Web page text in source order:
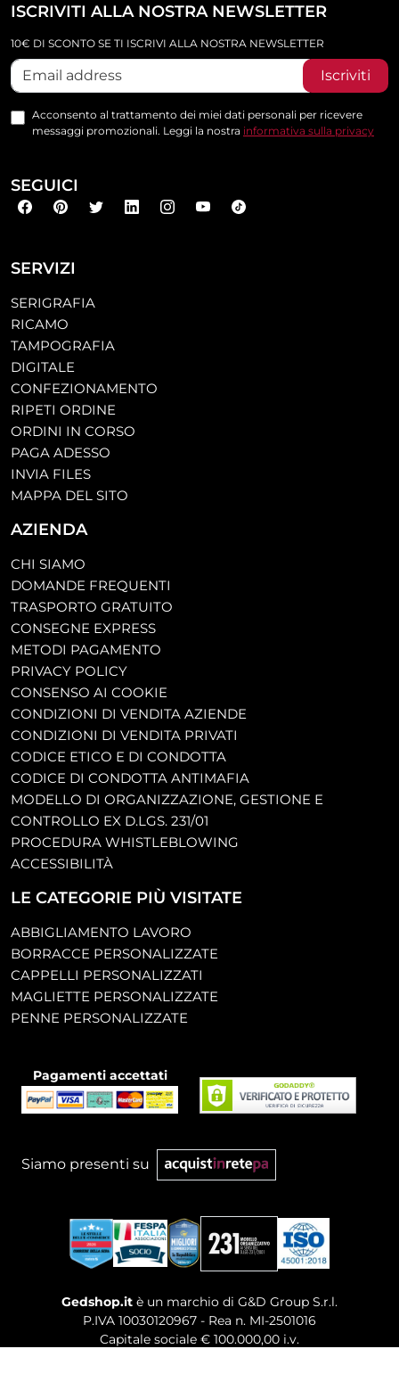
SERVIZI
SERIGRAFIA
RICAMO
TAMPOGRAFIA
DIGITALE
CONFEZIONAMENTO
RIPETI ORDINE
ORDINI IN CORSO
PAGA ADESSO
INVIA FILES
MAPPA DEL SITO
AZIENDA
CHI SIAMO
DOMANDE FREQUENTI
TRASPORTO GRATUITO
CONSEGNE EXPRESS
METODI PAGAMENTO
PRIVACY POLICY
CONSENSO AI COOKIE
CONDIZIONI DI VENDITA AZIENDE
CONDIZIONI DI VENDITA PRIVATI
CODICE ETICO E DI CONDOTTA
CODICE DI CONDOTTA ANTIMAFIA
MODELLO DI ORGANIZZAZIONE, GESTIONE E
CONTROLLO EX D.LGS. 231/01
PROCEDURA WHISTLEBLOWING
ACCESSIBILITÀ
LE CATEGORIE PIÙ VISITATE
ABBIGLIAMENTO LAVORO
BORRACCE PERSONALIZZATE
CAPPELLI PERSONALIZZATI
MAGLIETTE PERSONALIZZATE
PENNE PERSONALIZZATE
ISCRIVITI ALLA NOSTRA NEWSLETTER
10€ DI SCONTO SE TI ISCRIVI ALLA NOSTRA NEWSLETTER
Iscriviti
Acconsento al trattamento dei miei dati personali per ricevere
messaggi promozionali. Leggi la nostra informativa sulla privacy
SEGUICI
Pagamenti accettati
Siamo presenti su
Gedshop.it è un marchio di G&D Group S.r.l.
P.IVA 10030120967 - Rea n. MI-2501016
Capitale sociale € 100.000,00 i.v.